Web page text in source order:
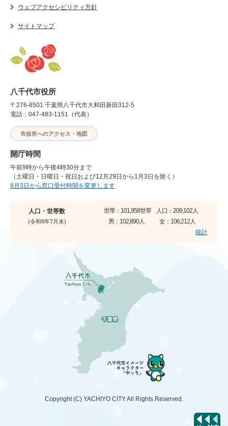
ウェブアクセシビリティ方針
サイトマップ
八千代市役所
〒276-8501 千葉県八千代市大和田新田312-5
電話：047-483-1151（代表）
市役所へのアクセス・地図
開庁時間
午前9時から午後4時30分まで
（土曜日・日曜日・祝日および12月29日から1月3日を除く）
8月3日から窓口受付時間を変更します
人口・世帯数
(令和8年7月末)
世帯： 101,958世帯 人口： 209,102人
男： 102,890人 女： 106,212人
統計
Copyright (C) YACHIYO CITYAll Rights Reserved.